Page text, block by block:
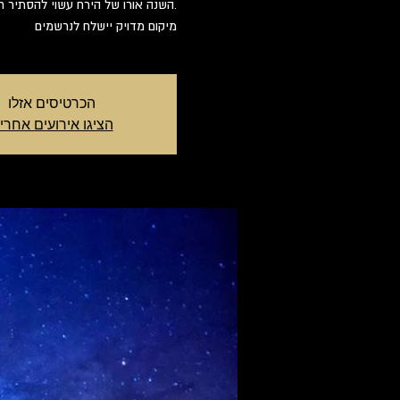
מיקום מדויק יישלח לנרשמים
הכרטיסים אזלו
הציגו אירועים